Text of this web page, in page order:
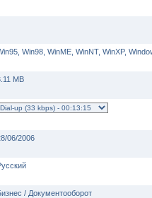
Win98, WinME, WinNT, WinXP,
MB
06/2006
/ Документооборот